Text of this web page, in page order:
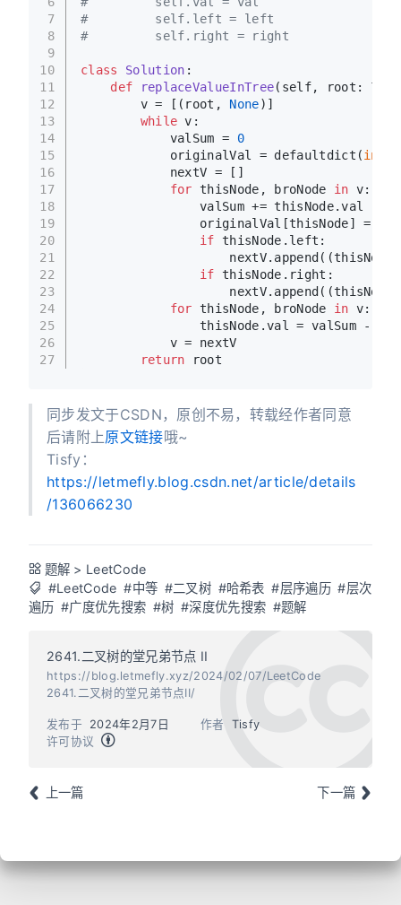
7
8
9
10
11
12
13
14
15
16
17
18
19
20
21
22
23
24
25
26
27
#         self.left = left
#         self.right = right
class Solution :
def
replaceValueInTree( self, root:
        v = [(root,
None)]
while v:
            valSum =
0
            originalVal = defaultdict(
int
            nextV = []
for thisNode, broNode in v:
                valSum += thisNode.val
originalVal[thisNode] =
if thisNode.left:
if thisNode.right:
for thisNode, broNode in v:
thisNode.val = valSum -
            v = nextV
return root
同步发文于CSDN，原创不易，转载经作者同意
后请附上原文链接哦~
Tisfy：
https://letmefly.blog.csdn.net/article/details
/136066230
题解 > LeetCode
#LeetCode #中等 #二叉树 #哈希表 #层序遍历 #层次
遍历 #广度优先搜索 #树 #深度优先搜索 #题解
2641.二叉树的堂兄弟节点 II
https://blog.letmefly.xyz/2024/02/07/LeetCode
2641.二叉树的堂兄弟节点II/
作者 Tisfy
发布于
2024年2月7日
许可协议
上一篇 下一篇